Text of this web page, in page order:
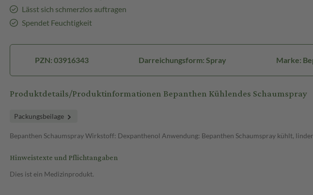
Lässt sich schmerzlos auftragen
Spendet Feuchtigkeit
PZN: 03916343 Darreichungsform: Spray Marke:
Produktdetails/Produktinformationen Bepanthen Kühlendes Schaumspray
Packungsbeilage
Bepanthen Schaumspray Wirkstoff: Dexpanthenol Anwendung: Bepanthen Schaumspray kühlt,
Hinweistexte und Pflichtangaben
Dies ist ein Medizinprodukt.